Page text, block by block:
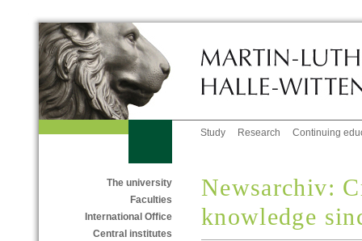
Study Research Continuing
The university
Faculties
International Office
Central institutes
Newsarchiv:
knowledge